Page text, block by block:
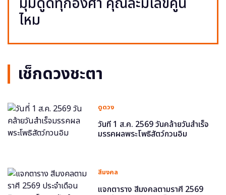
ไหม
เช็กดวงชะตา
ดูดวง
วันที่ 1 ส.ค. 2569 วันคล้ายวันสำเร็จ
มรรคผลพระโพธิสัตว์กวนอิม
สีมงคล
แจกตาราง สีมงคลตามราศี 2569